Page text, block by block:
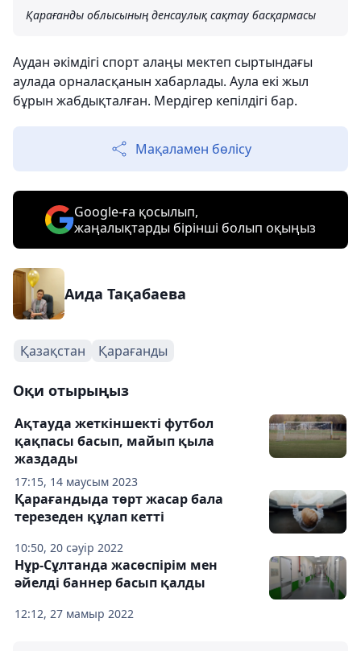
Қарағанды ​​облысының денсаулық сақтау басқармасы
Аудан әкімдігі спорт алаңы мектеп сыртындағы
аулада орналасқанын хабарлады. Аула екі жыл
бұрын жабдықталған. Мердігер кепілдігі бар.
Мақаламен бөлісу
Google-ға қосылып,
жаңалықтарды бірінші болып оқыңыз
Аида Тақабаева
Қазақстан Қарағанды
Оқи отырыңыз
17:15, 14 маусым 2023
Ақтауда жеткіншекті футбол
қақпасы басып, майып қыла
жаздады
10:50, 20 сәуір 2022
Қарағандыда төрт жасар бала
терезеден құлап кетті
12:12, 27 мамыр 2022
Нұр-Сұлтанда жасөспірім мен
әйелді баннер басып қалды